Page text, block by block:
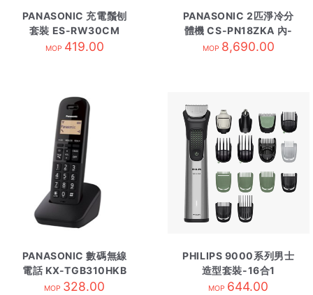
PANASONIC 充電鬚刨
套裝 ES-RW30CM
MOP 419.00
PANASONIC 2匹淨冷分
體機 CS-PN18ZKA 內-
R32
MOP 8,690.00
PANASONIC 數碼無線
電話 KX-TGB310HKB
MOP 328.00
PHILIPS 9000系列男士
造型套裝-16合1
MG9532/15
MOP 644.00